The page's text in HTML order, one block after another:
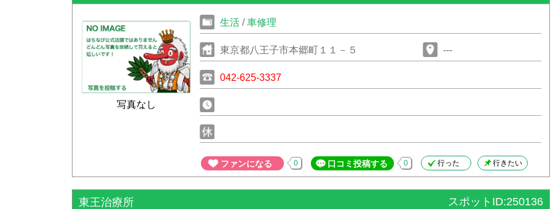
写真なし
生活 /車修理
東京都八王子市本郷町１１－５ ---
042-625-3337
ファンになる 0 口コミ投稿する 0 行った 行きたい
東王治療所 スポットID:250136